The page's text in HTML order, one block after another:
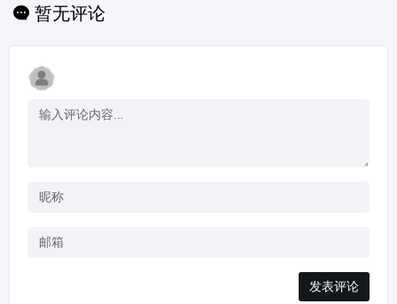
ng教育理念，提供了丰
富的临床医学各领域实
暂无评论
发表评论